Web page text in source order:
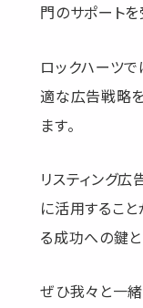
門のサポートを
ロックハーツ
適な広告戦略
ます。
リスティング
に活用すること
る成功への鍵と
ぜひ我々と一